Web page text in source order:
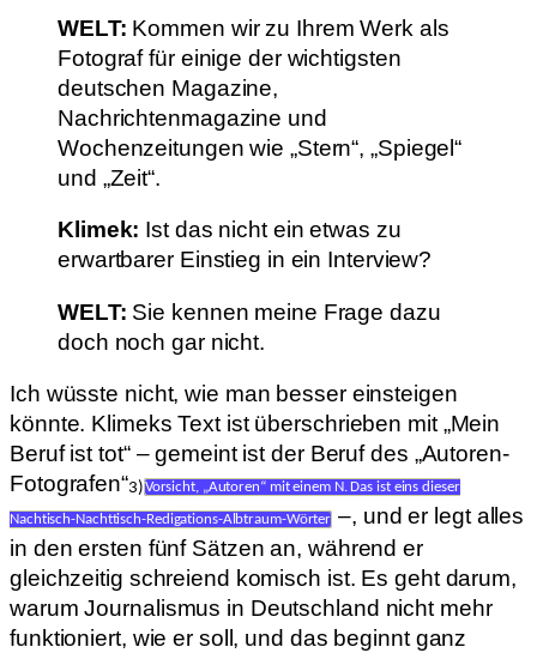
WELT: Kommen wir zu Ihrem Werk als
Fotograf für einige der wichtigsten
deutschen Magazine,
Nachrichtenmagazine und
Wochenzeitungen wie „Stern“, „Spiegel“
und „Zeit“.
Klimek: Ist das nicht ein etwas zu
erwartbarer Einstieg in ein Interview?
WELT: Sie kennen meine Frage dazu
doch noch gar nicht.
Ich wüsste nicht, wie man besser einsteigen
könnte. Klimeks Text ist überschrieben mit „Mein
Beruf ist tot“ – gemeint ist der Beruf des „Autoren-
Fotografen“3)Vorsicht, „Autoren“ mit einem N. Das ist eins dieser
Nachtisch-Nachttisch-Redigations-Albtraum-Wörter –, und er legt alles
in den ersten fünf Sätzen an, während er
gleichzeitig schreiend komisch ist. Es geht darum,
warum Journalismus in Deutschland nicht mehr
funktioniert, wie er soll, und das beginnt ganz